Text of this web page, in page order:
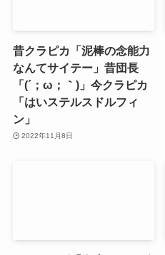
昔クラピカ「泥棒の念能力
なんてサイテー」昔団長
「(´；ω；｀)」今クラピカ
「はいステルスドルフィ
ン」
2022年11月8日